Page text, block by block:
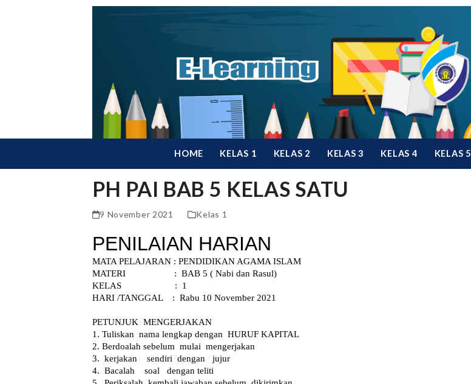
HOME KELAS 1 KELAS 2 KELAS 3 KELAS 4 KELAS 5
PH PAI BAB 5 KELAS SATU
9 November 2021 Kelas 1